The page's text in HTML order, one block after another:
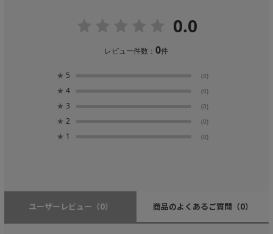
0.0
レビュー件数：0件
★ 5 (0)
★ 4 (0)
★ 3 (0)
★ 2 (0)
★ 1 (0)
ユーザーレビュー （0） 商品のよくあるご質問 （0）